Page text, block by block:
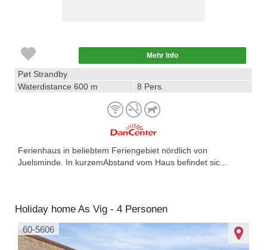
Mehr Info
Pøt Strandby
Waterdistance 600 m
8 Pers.
Ferienhaus in beliebtem Feriengebiet nördlich von
Juelsminde. In kurzemAbstand vom Haus befindet sic...
Holiday home As Vig - 4 Personen
60-5606